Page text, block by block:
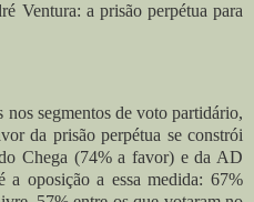
Ventura: a prisão perpétua para
nos segmentos de voto partidário,
da prisão perpétua se constrói
Chega (74% a favor) e da AD
a oposição a essa medida: 67%